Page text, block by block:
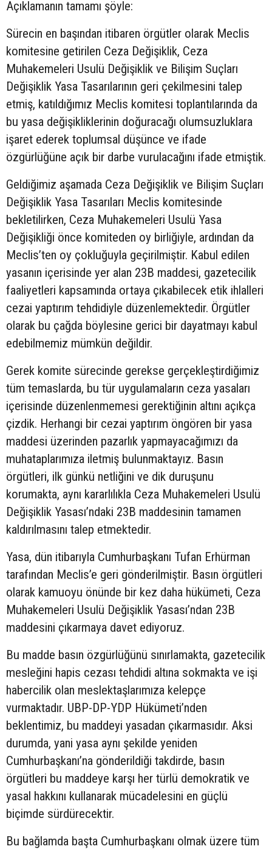
Açıklamanın tamamı şöyle:
Sürecin en başından itibaren örgütler olarak Meclis
komitesine getirilen Ceza Değişiklik, Ceza
Muhakemeleri Usulü Değişiklik ve Bilişim Suçları
Değişiklik Yasa Tasarılarının geri çekilmesini talep
etmiş, katıldığımız Meclis komitesi toplantılarında da
bu yasa değişikliklerinin doğuracağı olumsuzluklara
işaret ederek toplumsal düşünce ve ifade
özgürlüğüne açık bir darbe vurulacağını ifade etmiştik.
Geldiğimiz aşamada Ceza Değişiklik ve Bilişim Suçları
Değişiklik Yasa Tasarıları Meclis komitesinde
bekletilirken, Ceza Muhakemeleri Usulü Yasa
Değişikliği önce komiteden oy birliğiyle, ardından da
Meclis’ten oy çokluğuyla geçirilmiştir. Kabul edilen
yasanın içerisinde yer alan 23B maddesi, gazetecilik
faaliyetleri kapsamında ortaya çıkabilecek etik ihlalleri
cezai yaptırım tehdidiyle düzenlemektedir. Örgütler
olarak bu çağda böylesine gerici bir dayatmayı kabul
edebilmemiz mümkün değildir.
Gerek komite sürecinde gerekse gerçekleştirdiğimiz
tüm temaslarda, bu tür uygulamaların ceza yasaları
içerisinde düzenlenmemesi gerektiğinin altını açıkça
çizdik. Herhangi bir cezai yaptırım öngören bir yasa
maddesi üzerinden pazarlık yapmayacağımızı da
muhataplarımıza iletmiş bulunmaktayız. Basın
örgütleri, ilk günkü netliğini ve dik duruşunu
korumakta, aynı kararlılıkla Ceza Muhakemeleri Usulü
Değişiklik Yasası’ndaki 23B maddesinin tamamen
kaldırılmasını talep etmektedir.
Yasa, dün itibarıyla Cumhurbaşkanı Tufan Erhürman
tarafından Meclis’e geri gönderilmiştir. Basın örgütleri
olarak kamuoyu önünde bir kez daha hükümeti, Ceza
Muhakemeleri Usulü Değişiklik Yasası’ndan 23B
maddesini çıkarmaya davet ediyoruz.
Bu madde basın özgürlüğünü sınırlamakta, gazetecilik
mesleğini hapis cezası tehdidi altına sokmakta ve işi
habercilik olan meslektaşlarımıza kelepçe
vurmaktadır. UBP-DP-YDP Hükümeti’nden
beklentimiz, bu maddeyi yasadan çıkarmasıdır. Aksi
durumda, yani yasa aynı şekilde yeniden
Cumhurbaşkanı’na gönderildiği takdirde, basın
örgütleri bu maddeye karşı her türlü demokratik ve
yasal hakkını kullanarak mücadelesini en güçlü
biçimde sürdürecektir.
Bu bağlamda başta Cumhurbaşkanı olmak üzere tüm